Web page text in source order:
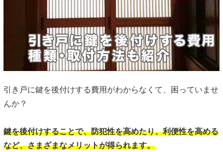
引き戸に鍵を後付けする費用がわからなくて、困っていませ
んか？
鍵を後付けすることで、防犯性を高めたり、利便性を高める
など、さまざまなメリットが得られます。